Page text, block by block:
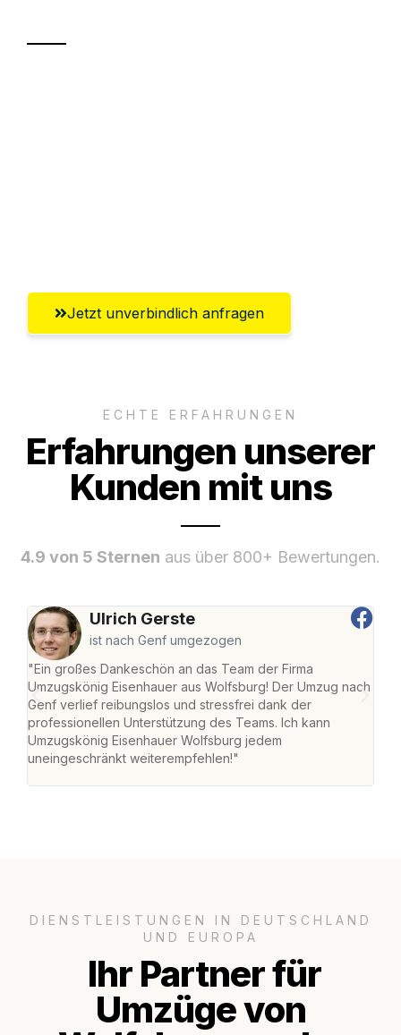
Jetzt unverbindlich anfragen
ECHTE ERFAHRUNGEN
Erfahrungen unserer
Kunden mit uns
4.9 von 5 Sternen aus über 800+ Bewertungen.
Ulrich Gerste
ist nach Genf umgezogen
"Ein großes Dankeschön an das Team der Firma
Umzugskönig Eisenhauer aus Wolfsburg! Der Umzug nach
Genf verlief reibungslos und stressfrei dank der
professionellen Unterstützung des Teams. Ich kann
Umzugskönig Eisenhauer Wolfsburg jedem
uneingeschränkt weiterempfehlen!"
DIENSTLEISTUNGEN IN DEUTSCHLAND
UND EUROPA
Ihr Partner für
Umzüge von